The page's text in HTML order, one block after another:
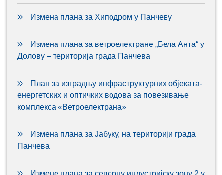
Измена плана за Хиподром у Панчеву
Измена плана за ветроелектране „Бела Анта“ у
Долову – територија града Панчева
План за изградњу инфраструктурних објеката-
енергетских и оптичких водова за повезивање
комплекса «Ветроелектрана»
Измена плана за Јабуку, на територији града
Панчева
Измене плана за северну индустријску зону 2 у